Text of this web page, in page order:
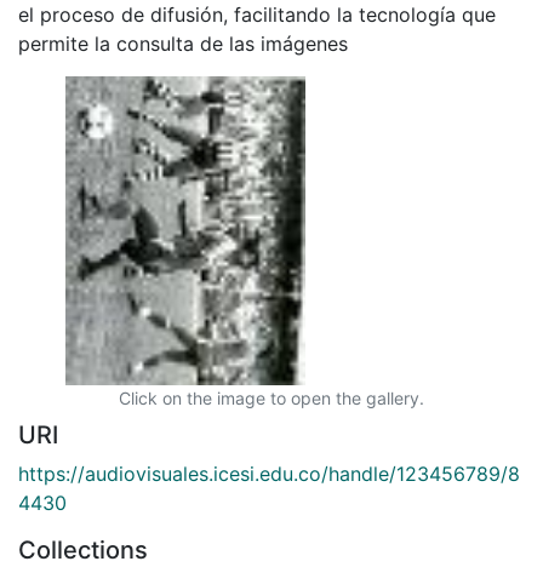
el proceso de difusión, facilitando la tecnología que
permite la consulta de las imágenes
Click on the image to open the gallery.
URI
https://audiovisuales.icesi.edu.co/handle/123456789/8
4430
Collections